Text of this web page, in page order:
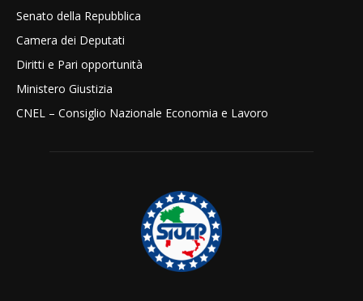
Senato della Repubblica
Camera dei Deputati
Diritti e Pari opportunità
Ministero Giustizia
CNEL – Consiglio Nazionale Economia e Lavoro